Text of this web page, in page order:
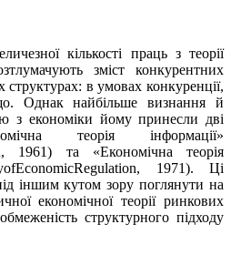
кількості праць з теорії
зміст конкурентних
структурах: в умовах конкуренції,
Однак найбільше визнання й
з економіки йому принесли дві
теорія інформації»
1961) та «Економічна теорія
1971). Ці
іншим кутом зору поглянути на
економічної теорії ринкових
структурного підходу